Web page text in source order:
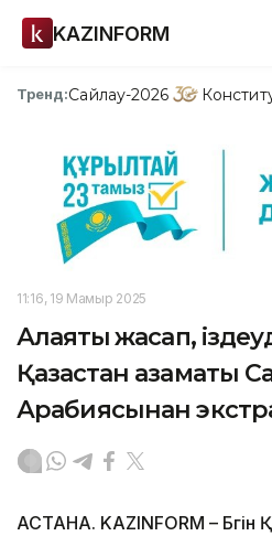
KAZINFORM
Тренд:Сайлау-2026
11:16, 19 Мамыр 2025
Алаяқтық жасап,
Қазақстан азаматы
Арабиясынан
АСТАНА. KAZINFORM – Бүгін